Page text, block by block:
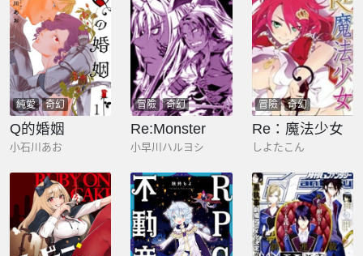
純愛 奇幻
Q的婚姻
小石川あお
冒險 奇幻
Re:Monster
小早川ハルヨシ
冒險 奇幻
Re：魔法少女
しよたこん